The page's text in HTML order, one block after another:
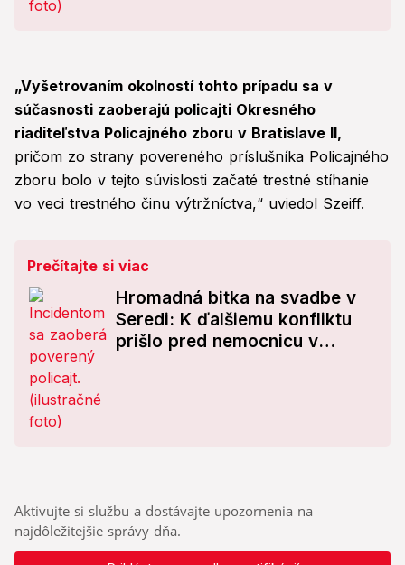
„Vyšetrovaním okolností tohto prípadu sa v
súčasnosti zaoberajú policajti Okresného
riaditeľstva Policajného zboru v Bratislave II,
pričom zo strany povereného príslušníka Policajného
zboru bolo v tejto súvislosti začaté trestné stíhanie
vo veci trestného činu výtržníctva,“ uviedol Szeiff.
Prečítajte si viac
Hromadná bitka na svadbe v
Seredi: K ďalšiemu konfliktu
prišlo pred nemocnicu v
Aktivujte si službu a dostávajte upozornenia na
najdôležitejšie správy dňa.